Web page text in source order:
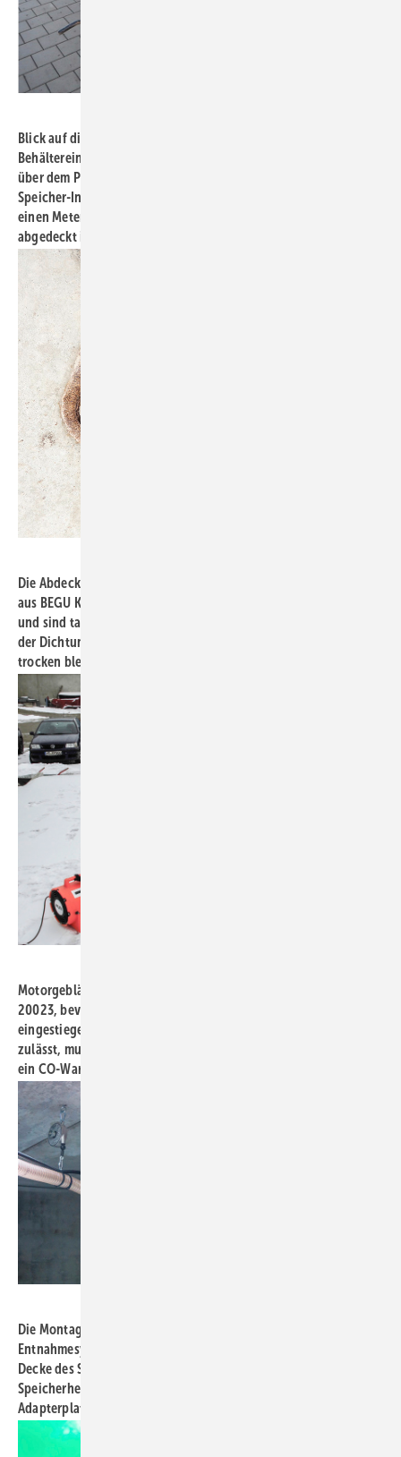
Blick auf die drei Befüllöffnungen und auf den rechteckigen
Behälter­einstieg nach der Fertigstellung der befahrbaren Fläche
über dem Pelletspeicher. An der Hauswand sichtbar die mit dem
Speicher-Innenraum verbundene Lüftungsleitung DN 200, die ca.
einen Meter über Gelände mit einer schlagregensicheren Haube
abgedeckt ist.
Die Abdeckungen der Befüllöffnungen des Ovalbehälters sind
aus BEGU Kl. B befahrbar, haben einen Durchmesser von 600 mm
und sind tagwasserdicht. Das heißt: Bei 10 cm Wasserstau über
der Dichtung muss es unter der Dichtung für mindestens 10 Min.
trocken bleiben.
Motorgebläse zur „mechanischen“ Lüftung gemäß DIN EN ISO
20023, bevor in den Pelletspeicher, z. B. für Wartungsarbeiten,
eingestiegen wird. Sobald die CO-Konzentration den Einstieg
zulässt, muss eine eingewiesene zweite Person präsent sein und
ein CO-Warngerät eingeschaltet am Körper getragen werden.
Die Montage des programmgesteuerten Holzpellet-
Entnahmesystems „Maulwurf“, hier vor der Befüllung unter der
Decke des Speichers arretiert, gehört zum Leistungsumfang des
Speicherherstellers – inklusive der flexiblen Saugleitung bis zur
Adapterplatte.